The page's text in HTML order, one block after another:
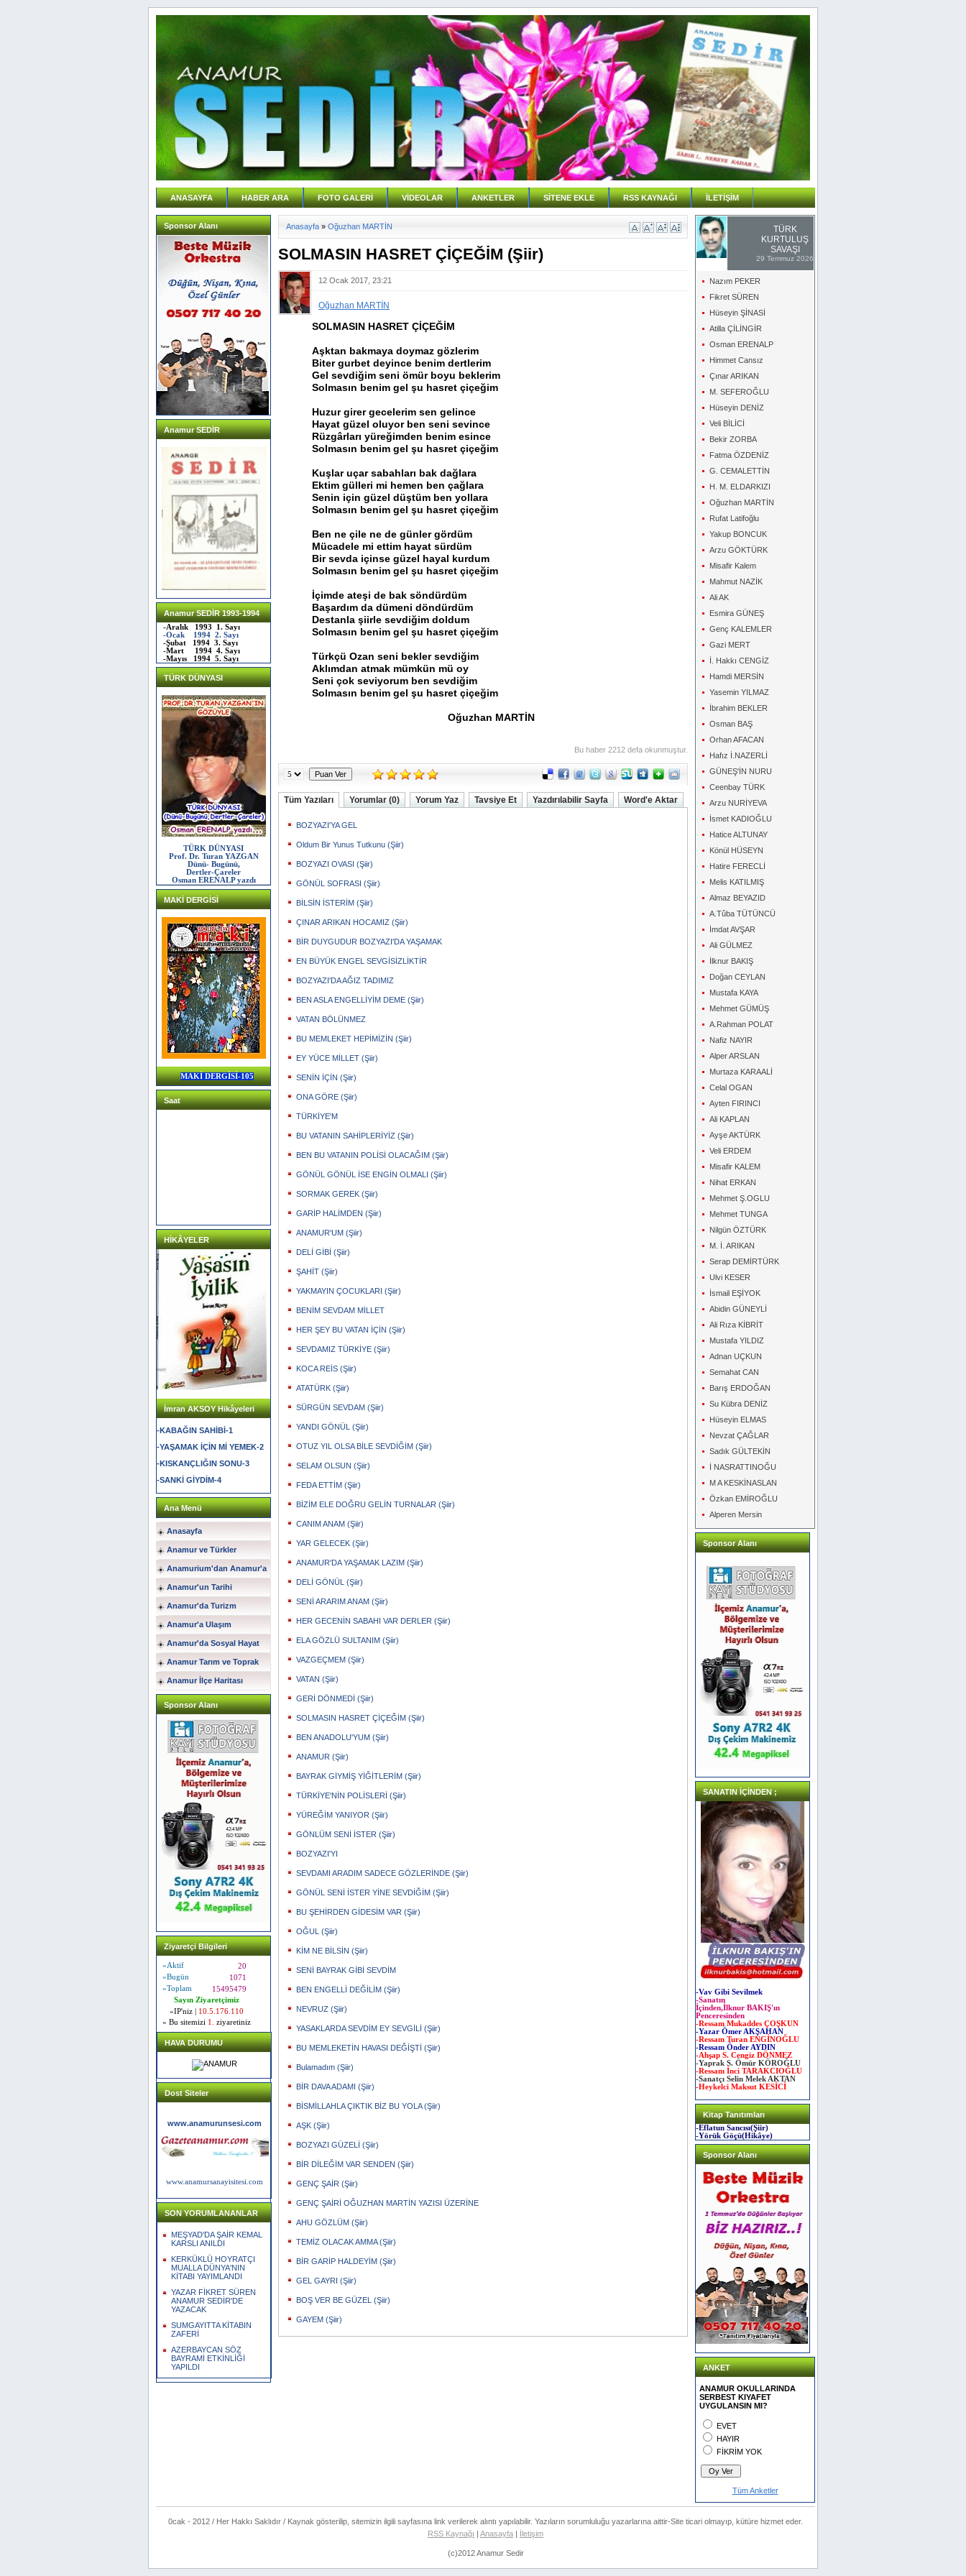
ANASAYFA HABER ARA FOTO GALERİ VİDEOLAR ANKETLER SİTENE EKLE RSS KAYNAĞI İLETİŞİM
Sponsor Alanı
Anamur SEDİR
Anamur SEDİR 1993-1994
-Aralık 1993 1. Sayı
-Ocak 1994 2. Sayı
-Şubat 1994 3. Sayı
-Mart 1994 4. Sayı
-Mayıs 1994 5. Sayı
TÜRK DÜNYASI
TÜRK DÜNYASI
Prof. Dr. Turan YAZGAN
Dünü- Bugünü,
Dertler-Çareler
Osman ERENALP yazdı
MAKİ DERGİSİ
MAKİ DERGİSİ-105
Saat
HİKÂYELER
İmran AKSOY Hikâyeleri
-KABAĞIN SAHİBİ-1
-YAŞAMAK İÇİN Mİ YEMEK-2
-KISKANÇLIĞIN SONU-3
-SANKİ GİYDİM-4
Ana Menü
Anasayfa
Anamur ve Türkler
Anamurium'dan Anamur'a
Anamur'un Tarihi
Anamur'da Turizm
Anamur'a Ulaşım
Anamur'da Sosyal Hayat
Anamur Tarım ve Toprak
Anamur İlçe Haritası
Sponsor Alanı
Ziyaretçi Bilgileri
»Aktif
20
»Bugün
1071
»Toplam
15495479
Sayın Ziyaretçimiz
»IP'niz |
10.5.176.110
» Bu sitemizi 1. ziyaretiniz
HAVA DURUMU
Dost Siteler
www.anamurunsesi.com
www.anamursanayisitesi.com
SON YORUMLANANLAR
MEŞYAD'DA ŞAİR KEMAL
KARSLI ANILDI
KERKÜKLÜ HOYRATÇI
MUALLA DÜNYA'NIN
KİTABI YAYIMLANDI
YAZAR FİKRET SÜREN
ANAMUR SEDİR'DE
YAZACAK
SUMGAYITTA KİTABIN
ZAFERİ
AZERBAYCAN SÖZ
BAYRAMİ ETKİNLİĞİ
YAPILDI
Anasayfa » Oğuzhan MARTİN
SOLMASIN HASRET ÇİÇEĞİM (Şiir)
12 Ocak 2017, 23:21
Oğuzhan MARTİN
SOLMASIN HASRET ÇİÇEĞİM
Aşktan bakmaya doymaz gözlerim
Biter gurbet deyince benim dertlerim
Gel sevdiğim seni ömür boyu beklerim
Solmasın benim gel şu hasret çiçeğim
Huzur girer gecelerim sen gelince
Hayat güzel oluyor ben seni sevince
Rüzgârları yüreğimden benim esince
Solmasın benim gel şu hasret çiçeğim
Kuşlar uçar sabahları bak dağlara
Ektim gülleri mi hemen ben çağlara
Senin için güzel düştüm ben yollara
Solmasın benim gel şu hasret çiçeğim
Ben ne çile ne de günler gördüm
Mücadele mi ettim hayat sürdüm
Bir sevda içinse güzel hayal kurdum
Solmasın benim gel şu hasret çiçeğim
İçimde ateşi de bak söndürdüm
Başardım da dümeni döndürdüm
Destanla şiirle sevdiğim doldum
Solmasın benim gel şu hasret çiçeğim
Türkçü Ozan seni bekler sevdiğim
Aklımdan atmak mümkün mü oy
Seni çok seviyorum ben sevdiğim
Solmasın benim gel şu hasret çiçeğim
Oğuzhan MARTİN
Bu haber 2212 defa okunmuştur.
Tüm Yazıları Yorumlar (0) Yorum Yaz Tavsiye Et Yazdırılabilir Sayfa Word'e Aktar
BOZYAZI'YA GEL
Oldum Bir Yunus Tutkunu (Şiir)
BOZYAZI OVASI (Şiir)
GÖNÜL SOFRASI (Şiir)
BİLSİN İSTERİM (Şiir)
ÇINAR ARIKAN HOCAMIZ (Şiir)
BİR DUYGUDUR BOZYAZI'DA YAŞAMAK
EN BÜYÜK ENGEL SEVGİSİZLİKTİR
BOZYAZI'DA AĞIZ TADIMIZ
BEN ASLA ENGELLİYİM DEME (Şiir)
VATAN BÖLÜNMEZ
BU MEMLEKET HEPİMİZİN (Şiir)
EY YÜCE MİLLET (Şiir)
SENİN İÇİN (Şiir)
ONA GÖRE (Şiir)
TÜRKİYE'M
BU VATANIN SAHİPLERİYİZ (Şiir)
BEN BU VATANIN POLİSİ OLACAĞIM (Şiir)
GÖNÜL GÖNÜL İSE ENGİN OLMALI (Şiir)
SORMAK GEREK (Şiir)
GARİP HALİMDEN (Şiir)
ANAMUR'UM (Şiir)
DELİ GİBİ (Şiir)
ŞAHİT (Şiir)
YAKMAYIN ÇOCUKLARI (Şiir)
BENİM SEVDAM MİLLET
HER ŞEY BU VATAN İÇİN (Şiir)
SEVDAMIZ TÜRKİYE (Şiir)
KOCA REİS (Şiir)
ATATÜRK (Şiir)
SÜRGÜN SEVDAM (Şiir)
YANDI GÖNÜL (Şiir)
OTUZ YIL OLSA BİLE SEVDİĞİM (Şiir)
SELAM OLSUN (Şiir)
FEDA ETTİM (Şiir)
BİZİM ELE DOĞRU GELİN TURNALAR (Şiir)
CANIM ANAM (Şiir)
YAR GELECEK (Şiir)
ANAMUR'DA YAŞAMAK LAZIM (Şiir)
DELİ GÖNÜL (Şiir)
SENİ ARARIM ANAM (Şiir)
HER GECENİN SABAHI VAR DERLER (Şiir)
ELA GÖZLÜ SULTANIM (Şiir)
VAZGEÇMEM (Şiir)
VATAN (Şiir)
GERİ DÖNMEDİ (Şiir)
SOLMASIN HASRET ÇİÇEĞİM (Şiir)
BEN ANADOLU'YUM (Şiir)
ANAMUR (Şiir)
BAYRAK GİYMİŞ YİĞİTLERİM (Şiir)
TÜRKİYE'NİN POLİSLERİ (Şiir)
YÜREĞİM YANIYOR (Şiir)
GÖNLÜM SENİ İSTER (Şiir)
BOZYAZI'YI
SEVDAMI ARADIM SADECE GÖZLERİNDE (Şiir)
GÖNÜL SENİ İSTER YİNE SEVDİĞİM (Şiir)
BU ŞEHİRDEN GİDESİM VAR (Şiir)
OĞUL (Şiir)
KİM NE BİLSİN (Şiir)
SENİ BAYRAK GİBİ SEVDİM
BEN ENGELLİ DEĞİLİM (Şiir)
NEVRUZ (Şiir)
YASAKLARDA SEVDİM EY SEVGİLİ (Şiir)
BU MEMLEKETİN HAVASI DEĞİŞTİ (Şiir)
Bulamadım (Şiir)
BİR DAVA ADAMI (Şiir)
BİSMİLLAHLA ÇIKTIK BİZ BU YOLA (Şiir)
AŞK (Şiir)
BOZYAZI GÜZELİ (Şiir)
BİR DİLEĞİM VAR SENDEN (Şiir)
GENÇ ŞAİR (Şiir)
GENÇ ŞAİRİ OĞUZHAN MARTİN YAZISI ÜZERİNE
AHU GÖZLÜM (Şiir)
TEMİZ OLACAK AMMA (Şiir)
BİR GARİP HALDEYİM (Şiir)
GEL GAYRI (Şiir)
BOŞ VER BE GÜZEL (Şiir)
GAYEM (Şiir)
TÜRK
KURTULUŞ
SAVAŞI
29 Temmuz 2026
Nazım PEKER
Fikret SÜREN
Hüseyin ŞİNASİ
Atilla ÇİLİNGİR
Osman ERENALP
Himmet Cansız
Çınar ARIKAN
M. SEFEROĞLU
Hüseyin DENİZ
Veli BİLİCİ
Bekir ZORBA
Fatma ÖZDENİZ
G. CEMALETTİN
H. M. ELDARKIZI
Oğuzhan MARTİN
Rufat Latifoğlu
Yakup BONCUK
Arzu GÖKTÜRK
Misafir Kalem
Mahmut NAZİK
Ali AK
Esmira GÜNEŞ
Genç KALEMLER
Gazi MERT
İ. Hakkı CENGİZ
Hamdi MERSİN
Yasemin YILMAZ
İbrahim BEKLER
Osman BAŞ
Orhan AFACAN
Hafız İ.NAZERLİ
GÜNEŞ'İN NURU
Ceenbay TÜRK
Arzu NURİYEVA
İsmet KADIOĞLU
Hatice ALTUNAY
Könül HÜSEYN
Hatire FERECLİ
Melis KATILMIŞ
Almaz BEYAZID
A.Tûba TÜTÜNCÜ
İmdat AVŞAR
Ali GÜLMEZ
İlknur BAKIŞ
Doğan CEYLAN
Mustafa KAYA
Mehmet GÜMÜŞ
A.Rahman POLAT
Nafiz NAYIR
Alper ARSLAN
Murtaza KARAALİ
Celal OGAN
Ayten FIRINCI
Ali KAPLAN
Ayşe AKTÜRK
Veli ERDEM
Misafir KALEM
Nihat ERKAN
Mehmet Ş.OGLU
Mehmet TUNGA
Nilgün ÖZTÜRK
M. İ. ARIKAN
Serap DEMİRTÜRK
Ulvi KESER
İsmail EŞİYOK
Abidin GÜNEYLİ
Ali Rıza KİBRİT
Mustafa YILDIZ
Adnan UÇKUN
Semahat CAN
Barış ERDOĞAN
Su Kübra DENİZ
Hüseyin ELMAS
Nevzat ÇAĞLAR
Sadık GÜLTEKİN
İ NASRATTINOĞU
M A KESKİNASLAN
Özkan EMİROĞLU
Alperen Mersin
Sponsor Alanı
SANATIN İÇİNDEN ;
-Vav Gibi Sevilmek
-Sanatın
İçinden,İlknur BAKIŞ'ın
Penceresinden
-Ressam Mukaddes ÇOŞKUN
-Yazar Ömer AKŞAHAN
-Ressam Turan ENGİNOĞLU
-Ressam Önder AYDIN
-Ahşap S. Cengiz DÖNMEZ
-Yaprak S. Ömür KÖROĞLU
-Ressam İnci TARAKCIOĞLU
-Sanatçı Selin Melek AKTAN
-Heykelci Maksut KESİCİ
Kitap Tanıtımları
-Eflatun Sancısı(Şiir)
-Yörük Göçü(Hikâye)
Sponsor Alanı
ANKET
ANAMUR OKULLARINDA
SERBEST KIYAFET
UYGULANSIN MI?
EVET
HAYIR
FİKRİM YOK
Tüm Anketler
0cak - 2012 / Her Hakkı Saklıdır / Kaynak gösterilip, sitemizin ilgili sayfasına link verilerek alıntı yapılabilir. Yazıların sorumluluğu yazarlarına aittir-Site ticari olmayıp, kütüre hizmet eder.
RSS Kaynağı | Anasayfa | İletişim
(c)2012 Anamur Sedir